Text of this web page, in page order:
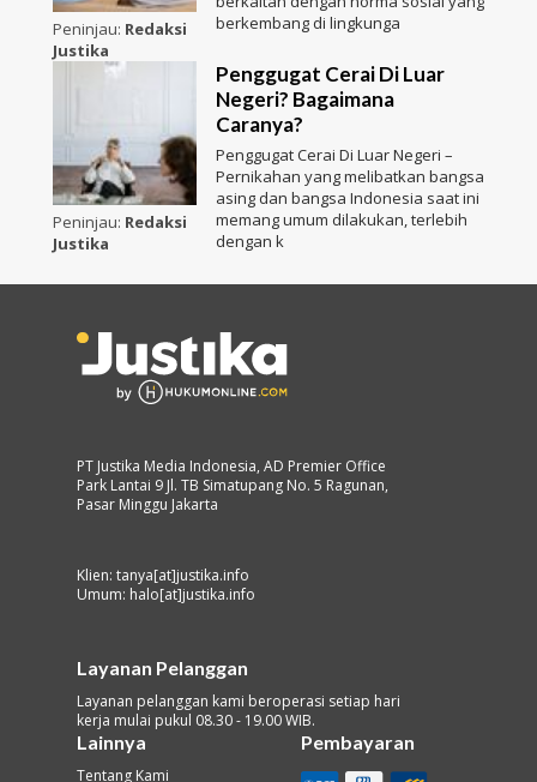
Peninjau: Redaksi
Justika
berkembang di lingkunga
Peninjau: Redaksi
Justika
Penggugat Cerai Di Luar
Negeri? Bagaimana
Caranya?
Penggugat Cerai Di Luar Negeri –
Pernikahan yang melibatkan bangsa
asing dan bangsa Indonesia saat ini
memang umum dilakukan, terlebih
dengan k
PT Justika Media Indonesia, AD Premier Office
Park Lantai 9 Jl. TB Simatupang No. 5 Ragunan,
Pasar Minggu Jakarta
Klien: tanya[at]justika.info
Umum: halo[at]justika.info
Layanan Pelanggan
Layanan pelanggan kami beroperasi setiap hari
kerja mulai pukul 08.30 - 19.00 WIB.
Lainnya
Tentang Kami
Pembayaran